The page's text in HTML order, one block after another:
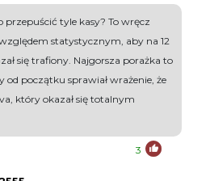
przepuścić tyle kasy? To wręcz
statystycznym, aby na 12
się trafiony. Najgorsza porażka to
od początku sprawiał wrażenie, że
który okazał się totalnym
3